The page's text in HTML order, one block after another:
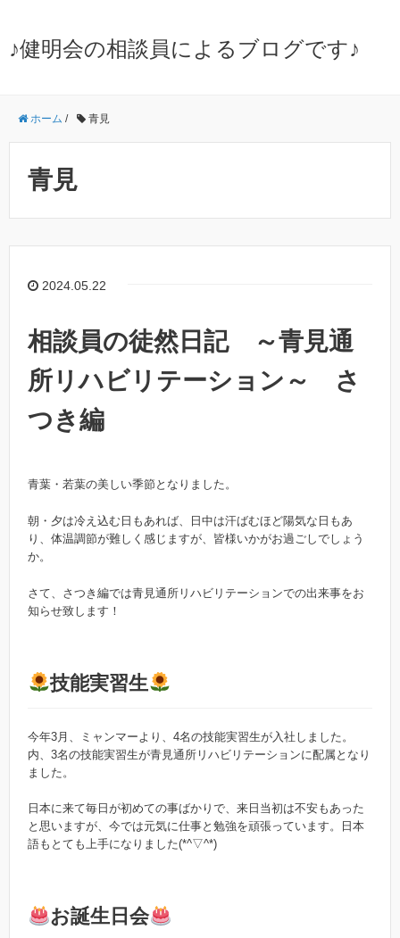
♪健明会の相談員によるブログです♪
ホーム / 青見
青見
2024.05.22
相談員の徒然日記 ～青見通
所リハビリテーション～ さ
つき編
青葉・若葉の美しい季節となりました。
朝・夕は冷え込む日もあれば、日中は汗ばむほど陽気な日もあ
り、体温調節が難しく感じますが、皆様いかがお過ごしでしょう
か。
さて、さつき編では青見通所リハビリテーションでの出来事をお
知らせ致します！
技能実習生
今年3月、ミャンマーより、4名の技能実習生が入社しました。
内、3名の技能実習生が青見通所リハビリテーションに配属となり
ました。
日本に来て毎日が初めての事ばかりで、来日当初は不安もあった
と思いますが、今では元気に仕事と勉強を頑張っています。日本
語もとても上手になりました(*^▽^*)
お誕生日会